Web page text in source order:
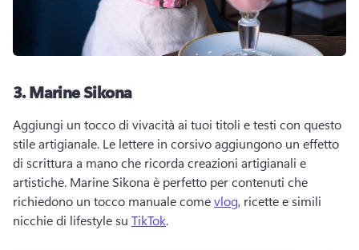
3.Marine Sikona
Aggiungi un tocco di vivacità ai tuoi titoli e testi con questo
stile artigianale. Le lettere in corsivo aggiungono un effetto
di scrittura a mano che ricorda creazioni artigianali e
artistiche. Marine Sikona è perfetto per contenuti che
richiedono un tocco manuale come vlog, ricette e simili
nicchie di lifestyle su TikTok.